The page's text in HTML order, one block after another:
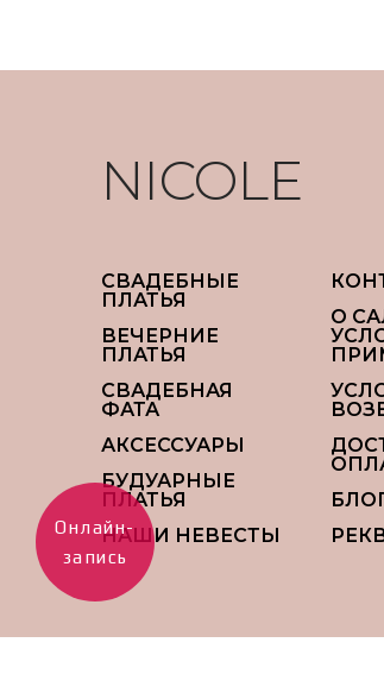
NICOLE
СВАДЕБНЫЕ
ПЛАТЬЯ
ВЕЧЕРНИЕ
ПЛАТЬЯ
СВАДЕБНАЯ
ФАТА
АКСЕССУАРЫ
БУДУАРНЫЕ
ПЛАТЬЯ
НАШИ НЕВЕСТЫ
О
Онлайн-
запись